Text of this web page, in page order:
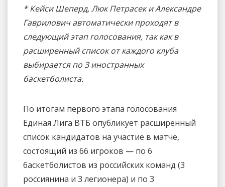
* Кейси Шеперд, Люк Петрасек и Александре
Гаврилович автоматически проходят в
следующий этап голосования, так как в
расширенный список от каждого клуба
выбирается по 3 иностранных
баскетболиста.
По итогам первого этапа голосования
Единая Лига ВТБ опубликует расширенный
список кандидатов на участие в матче,
состоящий из 66 игроков — по 6
баскетболистов из российских команд (3
россиянина и 3 легионера) и по 3